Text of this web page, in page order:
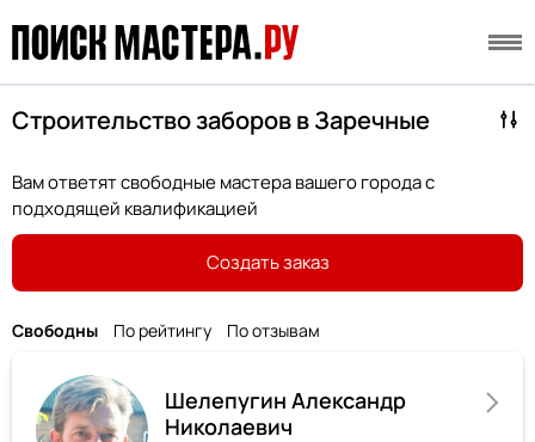
Строительство заборов в Заречные
Вам ответят свободные мастера вашего города с
подходящей квалификацией
Создать заказ
Свободны По рейтингу По отзывам
Шелепугин Александр
Николаевич